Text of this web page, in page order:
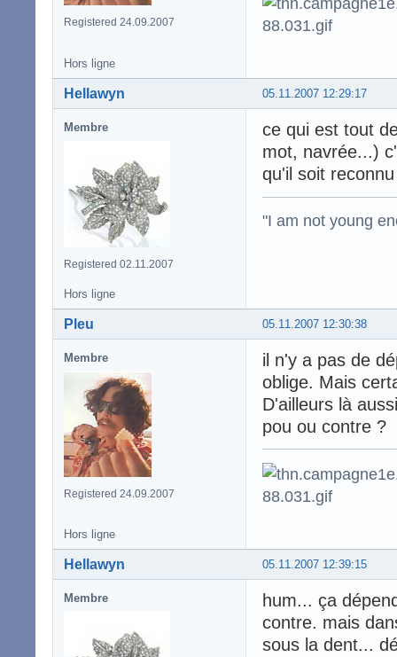
Registered 24.09.2007
Hors ligne
05.11.2007 12:29:17
Hellawyn
Membre
Registered 02.11.2007
ce qui est tout
mot, navrée...)
qu'il soit
"I am not young
Hors ligne
05.11.2007 12:30:38
Pleu
Membre
Registered 24.09.2007
il n'y a pas de
oblige. Mais
D'ailleurs là
pou ou contre ?
Hors ligne
05.11.2007 12:39:15
Hellawyn
Membre
hum... ça
contre. mais
sous la dent...